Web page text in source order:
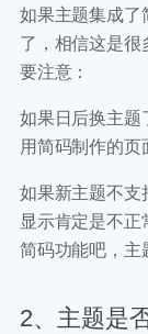
如果主题集成了
了，相信这是
要注意：
如果日后换主题
用简码制作的页
如果新主题不支
显示肯定是不
简码功能吧，主
2、主题是